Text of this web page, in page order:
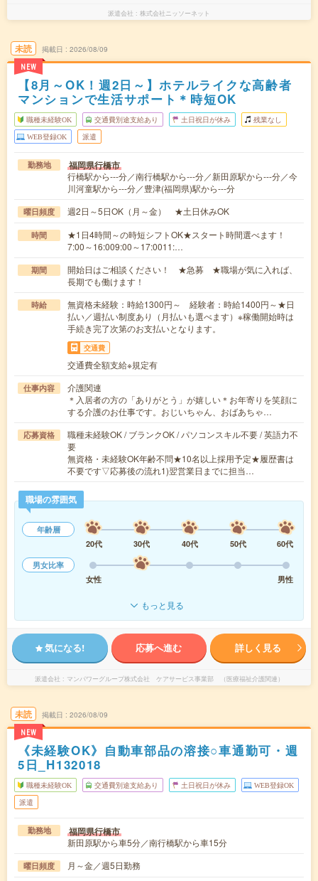
派遣会社 株式会社ニッソーネット
未読
NEW
掲載日 2026/08/09
【8月～OK！週2日～】ホテルライクな高齢者
マンションで生活サポート＊時短OK
職種未経験OK 交通費別途支給あり 土日祝日が休み 残業なし
WEB登録OK 派遣
勤務地 福岡県行橋市
行橋駅から---分／南行橋駅から---分／新田原駅から---分／今
川河童駅から---分／豊津(福岡県)駅から---分
曜日頻度 週2日～5日OK（月～金） ★土日休みOK
時間
★1日4時間～の時短シフトOK★スタート時間選べます！
7:00～16:009:00～17:0011:…
期間
開始日はご相談ください！ ★急募 ★職場が気に入れば、
長期でも働けます！
時給
無資格未経験：時給1300円～ 経験者：時給1400円～★日
払い／週払い制度あり（月払いも選べます）※稼働開始時は
手続き完了次第のお支払いとなります。
交通費
交通費全額支給※規定有
仕事内容
介護関連
＊入居者の方の「ありがとう」が嬉しい＊お年寄りを笑顔に
する介護のお仕事です。おじいちゃん、おばあちゃ…
応募資格
職種未経験OK / ブランクOK / パソコンスキル不要 / 英語力不
要
無資格・未経験OK年齢不問★10名以上採用予定★履歴書は
不要です▽応募後の流れ1)翌営業日までに担当…
職場の雰囲気
年齢層
20代
30代 40代 50代
60代
男女比率
女性
男性
もっと見る
気になる! 応募へ進む 詳しく見る
派遣会社 マンパワーグループ株式会社 ケアサービス事業部 （医療福祉介護関連）
未読
NEW
掲載日 2026/08/09
《未経験OK》自動車部品の溶接○車通勤可・週
5日_H132018
職種未経験OK 交通費別途支給あり 土日祝日が休み WEB登録OK
派遣
勤務地 福岡県行橋市
新田原駅から車5分／南行橋駅から車15分
曜日頻度 月～金／週5日勤務